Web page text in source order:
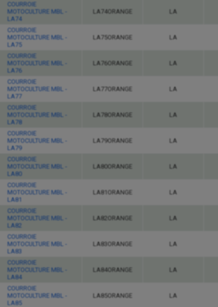
COURROIE
MOTOCULTURE MBL -
LA74
LA74ORANGE LA
COURROIE
MOTOCULTURE MBL -
LA75
LA75ORANGE LA
COURROIE
MOTOCULTURE MBL -
LA76
LA76ORANGE LA
COURROIE
MOTOCULTURE MBL -
LA77
LA77ORANGE LA
COURROIE
MOTOCULTURE MBL -
LA78
LA78ORANGE LA
COURROIE
MOTOCULTURE MBL -
LA79
LA79ORANGE LA
COURROIE
MOTOCULTURE MBL -
LA80
LA80ORANGE LA
COURROIE
MOTOCULTURE MBL -
LA81
LA81ORANGE LA
COURROIE
MOTOCULTURE MBL -
LA82
LA82ORANGE LA
COURROIE
MOTOCULTURE MBL -
LA83
LA83ORANGE LA
COURROIE
MOTOCULTURE MBL -
LA84
LA84ORANGE LA
COURROIE
MOTOCULTURE MBL -
LA85
LA85ORANGE LA